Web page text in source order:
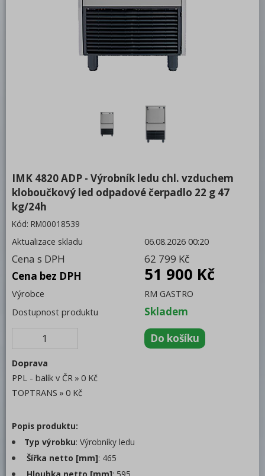
Salamandry
Regálový systém
Drop In - Monoblok
REDFOX 700
REDFOX 900
Volně stojící moduly
Nerezový program
Stolní zařízení
Příprava masa a zeleniny
Pizza program
Konvektomaty
Šokery
Chlazení
Mycí program
Změkčovače
Distribuce jídel, gastronádoby
IMK 4820 ADP - Výrobník ledu chl. vzduchem
kloboučkový led odpadové čerpadlo 22 g 47
kg/24h
Kód: RM00018539
Aktualizace skladu
06.08.2026 00:20
Cena s DPH
62 799 Kč
Cena bez DPH
51 900 Kč
Výrobce
RM GASTRO
Dostupnost produktu
Skladem
Doprava
PPL - balík v ČR
0 Kč
TOPTRANS
0 Kč
Popis produktu:
Typ výrobku: Výrobníky ledu
Šířka netto [mm]: 465
Hloubka netto [mm]: 595